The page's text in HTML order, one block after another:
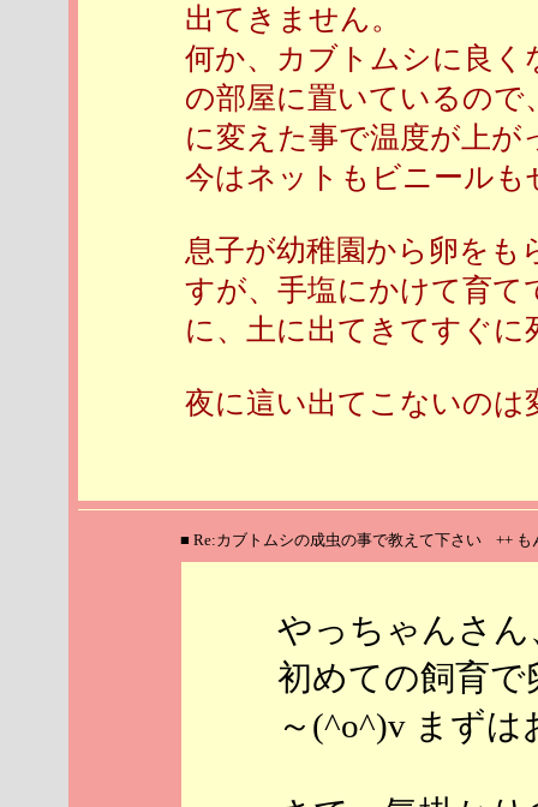
出てきません。
何か、カブトムシに良
の部屋に置いているの
に変えた事で温度が上が
今はネットもビニール
息子が幼稚園から卵を
すが、手塩にかけて育
に、土に出てきてすぐ
夜に這い出てこないの
■ Re:カブトムシの成虫の事で教えて下さい ++
やっちゃんさ
初めての飼育
～(^o^)v まず